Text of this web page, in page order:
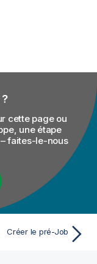
cette page ou
une étape
faites-le-nous
Créer le pré-Job